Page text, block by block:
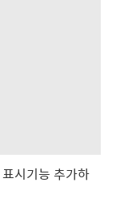
시기능 추가하